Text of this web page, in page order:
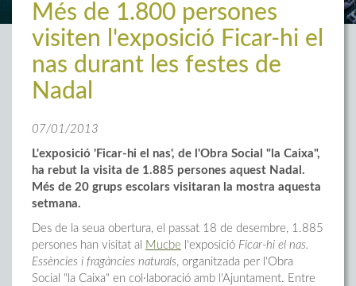
Més de 1.800 persones
visiten l'exposició Ficar-hi el
nas durant les festes de
Nadal
07/01/2013
L'exposició 'Ficar-hi el nas', de l'Obra Social "la Caixa",
ha rebut la visita de 1.885 persones aquest Nadal.
Més de 20 grups escolars visitaran la mostra aquesta
setmana.
Des de la seua obertura, el passat 18 de desembre, 1.885
persones han visitat al
Mucbe l'exposició Ficar-hi el nas.
Essències i fragàncies naturals, organitzada per l'Obra
Social "la Caixa" en col·laboració amb l'Ajuntament. Entre